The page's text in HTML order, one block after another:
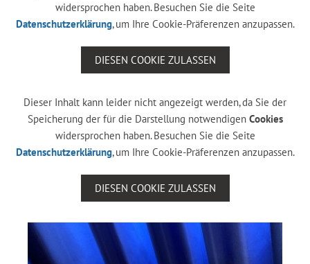
widersprochen haben. Besuchen Sie die Seite
Datenschutzerklärung, um Ihre Cookie-Präferenzen anzupassen.
DIESEN COOKIE ZULASSEN
Dieser Inhalt kann leider nicht angezeigt werden, da Sie der
Speicherung der für die Darstellung notwendigen Cookies
widersprochen haben. Besuchen Sie die Seite
Datenschutzerklärung, um Ihre Cookie-Präferenzen anzupassen.
DIESEN COOKIE ZULASSEN